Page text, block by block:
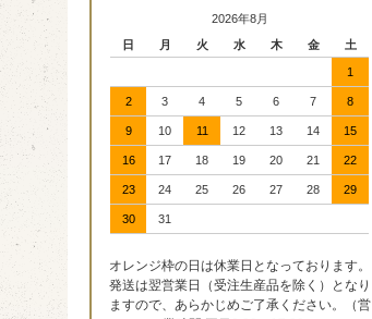
2026年8月
日
月 火 水 木 金 土
1
2 3 4 5 6 7 8
9 10 11 12 13 14 15
16 17 18 19 20 21 22
23 24 25 26 27 28 29
30 31
オレンジ枠の日は休業日となっております。
発送は翌営業日（受注生産品を除く）となり
ますので、あらかじめご了承ください。（営